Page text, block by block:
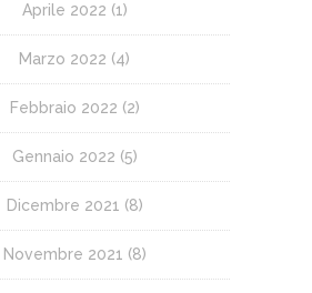
Aprile 2022 (1)
Marzo 2022 (4)
Febbraio 2022 (2)
Gennaio 2022 (5)
Dicembre 2021 (8)
Novembre 2021 (8)